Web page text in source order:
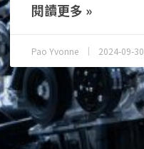
閱讀更多 »
Pao Yvonne 2024-09-30